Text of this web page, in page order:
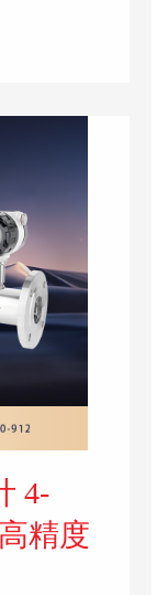
术，广泛
化工，水处
4-
精度